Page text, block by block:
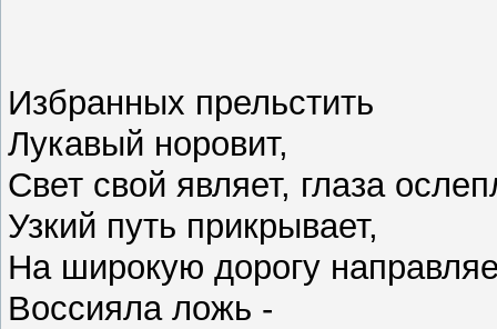
Избранных прельстить
Лукавый норовит,
Свет свой являет, глаза
Узкий путь прикрывает,
На широкую дорогу
Воссияла ложь -